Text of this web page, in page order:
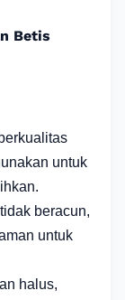
Betis
untuk
beracun,
untuk
halus,